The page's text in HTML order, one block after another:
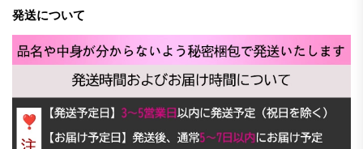
発送について